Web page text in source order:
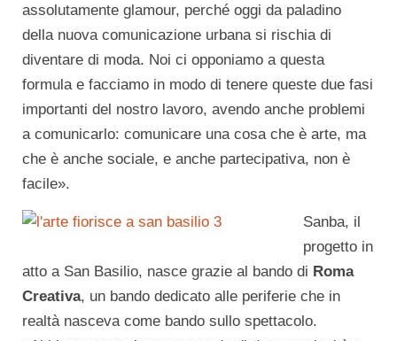
assolutamente glamour, perché oggi da paladino
della nuova comunicazione urbana si rischia di
diventare di moda. Noi ci opponiamo a questa
formula e facciamo in modo di tenere queste due fasi
importanti del nostro lavoro, avendo anche problemi
a comunicarlo: comunicare una cosa che è arte, ma
che è anche sociale, e anche partecipativa, non è
facile».
Sanba, il
progetto in
atto a San Basilio, nasce grazie al bando di Roma
Creativa, un bando dedicato alle periferie che in
realtà nasceva come bando sullo spettacolo.